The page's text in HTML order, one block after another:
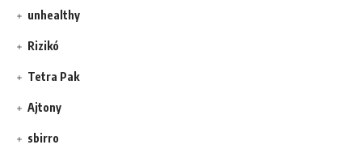
unhealthy
Rizikó
Tetra Pak
Ajtony
sbirro